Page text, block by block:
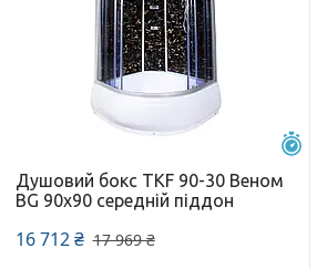
Душовий бокс TKF 90-30 Веном
BG 90х90 середній піддон
16 712 ₴ 17 969 ₴